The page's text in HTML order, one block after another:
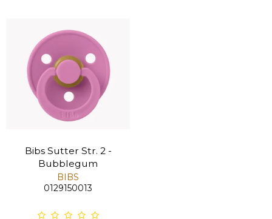
Bibs Sutter Str. 2 -
Bubblegum
BIBS
0129150013